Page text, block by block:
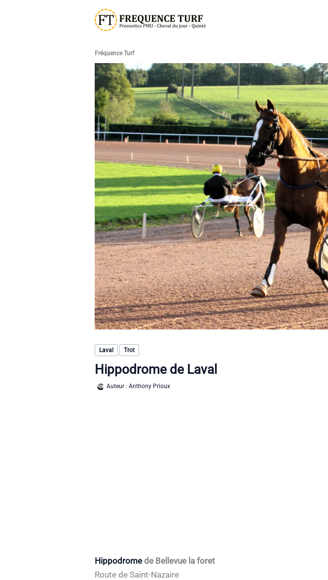
Fréquence Turf
Laval Trot
Hippodrome de Laval
Auteur : Anthony Prioux
Hippodrome de Bellevue la foret
Route de Saint-Nazaire